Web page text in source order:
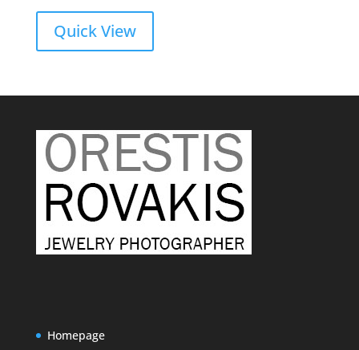
€1,00
through
Quick View
Homepage